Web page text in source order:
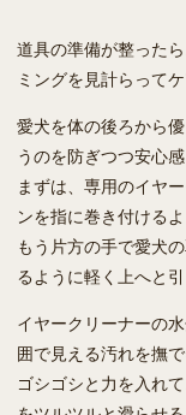
道具の準備が整った
ミングを見計らって
愛犬を体の後ろから
うのを防ぎつつ安心
まずは、専用のイヤ
ンを指に巻き付ける
もう片方の手で愛犬
るように軽く上へと引
イヤークリーナーの
囲で見える汚れを撫
ゴシゴシと力を入れ